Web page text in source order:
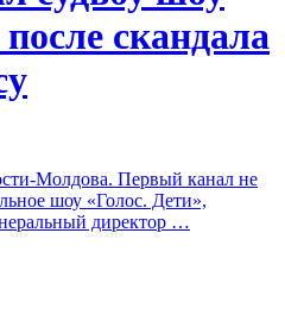
скандала
Молдова. Первый канал не
шоу «Голос. Дети»,
директор …